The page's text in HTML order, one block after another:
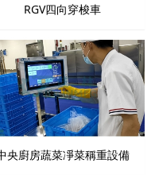
RGV四向穿梭車
央廚房蔬菜凈菜稱重設備